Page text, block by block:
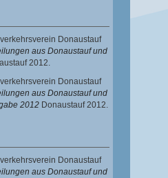
Donaustauf
aus Donaustauf und
2012.
Donaustauf
aus Donaustauf und
2012 Donaustauf 2012.
Donaustauf
aus Donaustauf und